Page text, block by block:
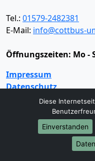
Tel.: 01579-2482381
E-Mail: info@cottbus-
Öffnungszeiten: Mo -
Impressum
Datenschutz
Umzugsservice
Diese
Einverstanden